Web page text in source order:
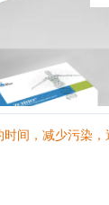
间，减少污染